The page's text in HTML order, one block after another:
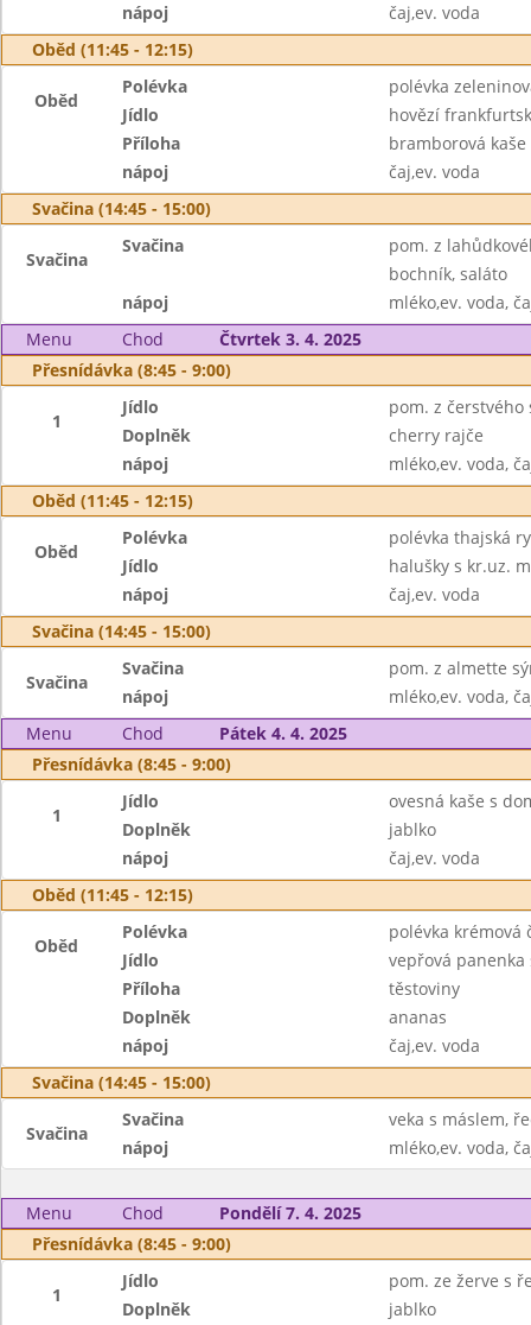
nápoj
čaj,ev. voda
Oběd (11:45 - 12:15)
Oběd
Polévka
polévka
Jídlo
hovězí
Příloha
bramborová kaše
nápoj
čaj,ev. voda
Svačina (14:45 - 15:00)
Svačina
Svačina
pom. z
bochník, saláto
nápoj
mléko,ev. voda,
Menu
Chod
Čtvrtek 3. 4. 2025
Přesnídávka (8:45 - 9:00)
1
Jídlo
pom. z
Doplněk
cherry rajče
nápoj
mléko,ev. voda,
Oběd (11:45 - 12:15)
Oběd
Polévka
polévka thajská
Jídlo
halušky s kr.uz.
nápoj
čaj,ev. voda
Svačina (14:45 - 15:00)
Svačina
Svačina
pom. z almette
nápoj
mléko,ev. voda,
Menu
Chod
Pátek 4. 4. 2025
Přesnídávka (8:45 - 9:00)
1
Jídlo
ovesná kaše s
Doplněk
jablko
nápoj
čaj,ev. voda
Oběd (11:45 - 12:15)
Oběd
Polévka
polévka krémová
Jídlo
vepřová panenka
Příloha
těstoviny
Doplněk
ananas
nápoj
čaj,ev. voda
Svačina (14:45 - 15:00)
Svačina
Svačina
veka s máslem,
nápoj
mléko,ev. voda,
Menu Chod
Pondělí 7. 4. 2025
Přesnídávka (8:45 - 9:00)
1
Jídlo
pom. ze žerve s
Doplněk
jablko